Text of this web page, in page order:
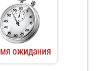
ожидания